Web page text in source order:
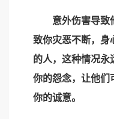
意外伤害导致他
致你灾恶不断，身
的人，这种情况永
你的怨念，让他们
你的诚意。